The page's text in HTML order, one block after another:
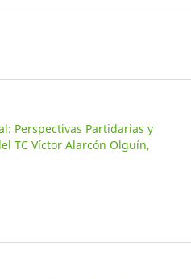
Perspectivas Partidarias y
TC Víctor Alarcón Olguín,